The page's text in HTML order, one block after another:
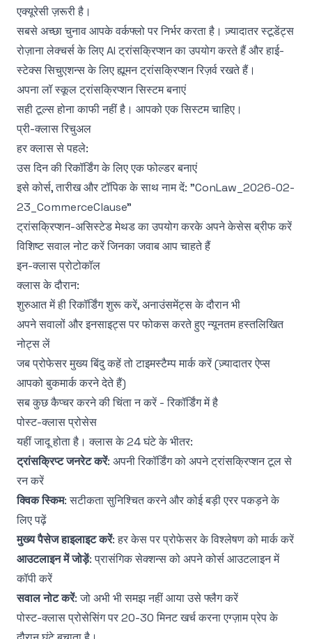
एक्यूरेसी ज़रूरी है।
सबसे अच्छा चुनाव आपके वर्कफ्लो पर निर्भर करता है। ज़्यादातर स्टूडेंट्स
रोज़ाना लेक्चर्स के लिए AI ट्रांसक्रिप्शन का उपयोग करते हैं और हाई-
स्टेक्स सिचुएशन्स के लिए ह्यूमन ट्रांसक्रिप्शन रिज़र्व रखते हैं।
अपना लॉ स्कूल ट्रांसक्रिप्शन सिस्टम बनाएं
सही टूल्स होना काफी नहीं है। आपको एक सिस्टम चाहिए।
प्री-क्लास रिचुअल
हर क्लास से पहले:
उस दिन की रिकॉर्डिंग के लिए एक फोल्डर बनाएं
इसे कोर्स, तारीख और टॉपिक के साथ नाम दें: "ConLaw_2026-02-
23_CommerceClause"
ट्रांसक्रिप्शन-असिस्टेड मेथड का उपयोग करके अपने केसेस ब्रीफ करें
विशिष्ट सवाल नोट करें जिनका जवाब आप चाहते हैं
इन-क्लास प्रोटोकॉल
क्लास के दौरान:
शुरुआत में ही रिकॉर्डिंग शुरू करें, अनाउंसमेंट्स के दौरान भी
अपने सवालों और इनसाइट्स पर फोकस करते हुए न्यूनतम हस्तलिखित
नोट्स लें
जब प्रोफेसर मुख्य बिंदु कहें तो टाइमस्टैम्प मार्क करें (ज़्यादातर ऐप्स
आपको बुकमार्क करने देते हैं)
सब कुछ कैप्चर करने की चिंता न करें - रिकॉर्डिंग में है
पोस्ट-क्लास प्रोसेस
यहीं जादू होता है। क्लास के 24 घंटे के भीतर:
ट्रांसक्रिप्ट जनरेट करें: अपनी रिकॉर्डिंग को अपने ट्रांसक्रिप्शन टूल से
रन करें
क्विक स्किम: सटीकता सुनिश्चित करने और कोई बड़ी एरर पकड़ने के
लिए पढ़ें
मुख्य पैसेज हाइलाइट करें: हर केस पर प्रोफेसर के विश्लेषण को मार्क करें
आउटलाइन में जोड़ें: प्रासंगिक सेक्शन्स को अपने कोर्स आउटलाइन में
कॉपी करें
सवाल नोट करें: जो अभी भी समझ नहीं आया उसे फ्लैग करें
पोस्ट-क्लास प्रोसेसिंग पर 20-30 मिनट खर्च करना एग्ज़ाम प्रेप के